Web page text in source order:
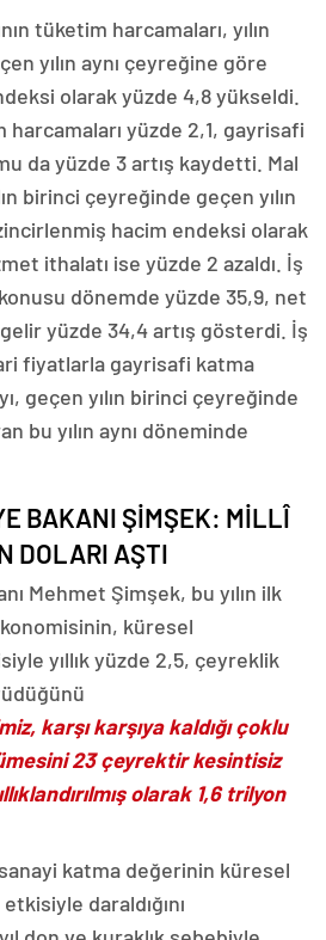
tüketim harcamaları, yılın
yılın aynı çeyreğine göre
olarak yüzde 4,8 yükseldi.
yüzde 2,1, gayrisafi
da yüzde 3 artış kaydetti. Mal
birinci çeyreğinde geçen yılın
hacim endeksi olarak
ithalatı ise yüzde 2 azaldı. İş
dönemde yüzde 35,9, net
yüzde 34,4 artış gösterdi. İş
fiyatlarla gayrisafi katma
geçen yılın birinci çeyreğinde
bu yılın aynı döneminde
BAKANI ŞİMŞEK: MİLLÎ
DOLARI AŞTI
Mehmet Şimşek, bu yılın ilk
küresel
yıllık yüzde 2,5, çeyreklik
karşı karşıya kaldığı çoklu
23 çeyrektir kesintisiz
olarak 1,6 trilyon
katma değerinin küresel
daraldığını